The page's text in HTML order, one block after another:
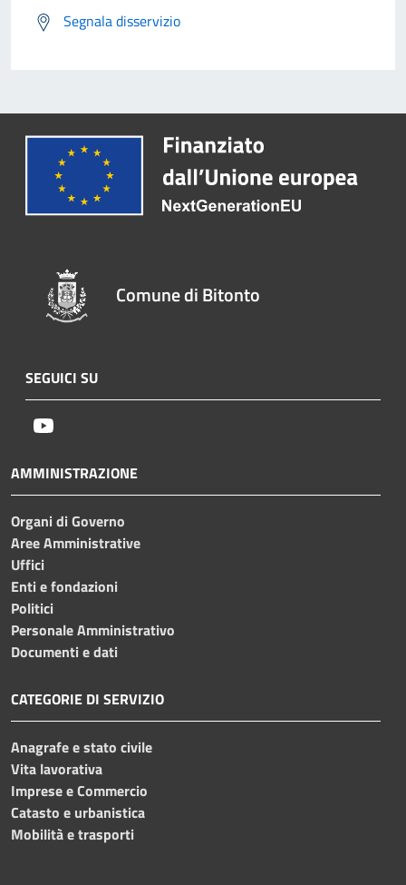
Segnala disservizio
Comune di Bitonto
SEGUICI SU
AMMINISTRAZIONE
Organi di Governo
Aree Amministrative
Uffici
Enti e fondazioni
Politici
Personale Amministrativo
Documenti e dati
CATEGORIE DI SERVIZIO
Anagrafe e stato civile
Vita lavorativa
Imprese e Commercio
Catasto e urbanistica
Mobilità e trasporti